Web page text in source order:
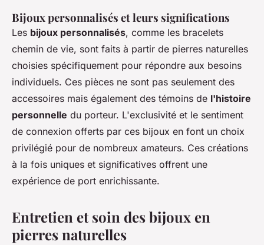
Bijoux personnalisés et leurs significations
Les bijoux personnalisés, comme les bracelets
chemin de vie, sont faits à partir de pierres naturelles
choisies spécifiquement pour répondre aux besoins
individuels. Ces pièces ne sont pas seulement des
accessoires mais également des témoins de l'histoire
personnelle du porteur. L'exclusivité et le sentiment
de connexion offerts par ces bijoux en font un choix
privilégié pour de nombreux amateurs. Ces créations
à la fois uniques et significatives offrent une
expérience de port enrichissante.
Entretien et soin des bijoux en
pierres naturelles